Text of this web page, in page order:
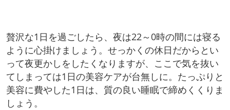
贅沢な1日を過ごしたら、夜は22～0時の間には寝る
ように心掛けましょう。せっかくの休日だからとい
って夜更かしをしたくなりますが、ここで気を抜い
てしまっては1日の美容ケアが台無しに。たっぷりと
美容に費やした1日は、質の良い睡眠で締めくくりま
しょう。